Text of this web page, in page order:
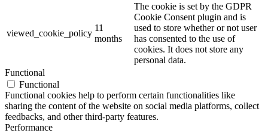
viewed_cookie_policy
11
months
The cookie is set by the GDPR
Cookie Consent plugin and is
used to store whether or not user
has consented to the use of
cookies. It does not store any
personal data.
Functional
Functional
Functional cookies help to perform certain functionalities like
sharing the content of the website on social media platforms, collect
feedbacks, and other third-party features.
Performance